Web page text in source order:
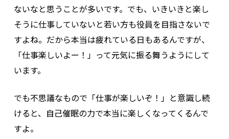
ないなと思うことが多いです。でも、いきいきと楽し
そうに仕事していないと若い方も役員を目指さないで
すよね。だから本当は疲れている日もあるんですが、
「仕事楽しいよー！」って元気に振る舞うようにして
います。
でも不思議なもので「仕事が楽しいぞ！」と意識し続
けると、自己催眠の力で本当に楽しくなってくるんで
すよ。